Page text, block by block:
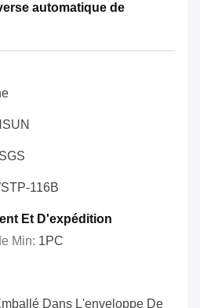
automatique de
116B
Et D'expédition
Min: 1PC
Dans L'enveloppe De